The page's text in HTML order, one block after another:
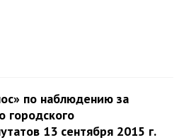
по наблюдению за
городского
13 сентября 2015 г.